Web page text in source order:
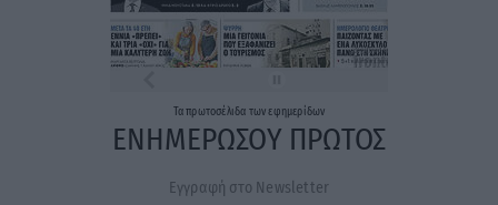
Ταπρωτοσέλιδα τωνεφημερίδων
ΕΝΗΜΕΡΩΣΟΥ ΠΡΩΤΟΣ
Εγγραφή στο Newsletter